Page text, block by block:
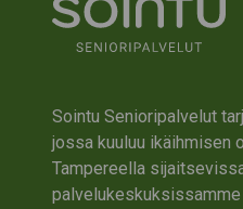
Sointu Senioripalvelut
jossa kuuluu ikäihmisen
Tampereella